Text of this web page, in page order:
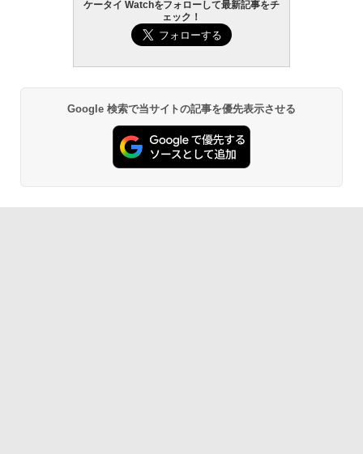
ケータイ Watchをフォローして最新記事をチ
ェック！
Google 検索で当サイトの記事を優先表示させる